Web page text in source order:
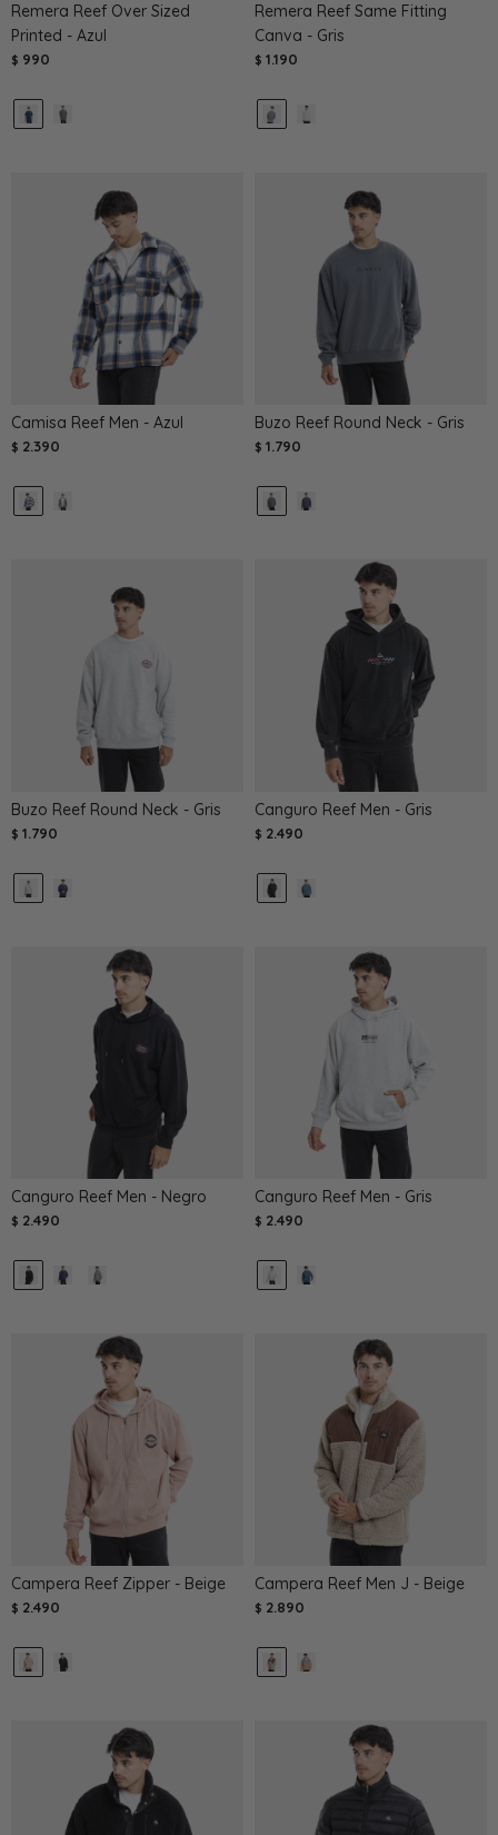
Remera Reef Over Sized
Printed - Azul
$ 990
Remera Reef Same Fitting
Canva - Gris
$ 1.190
Camisa Reef Men - Azul
$ 2.390
Buzo Reef Round Neck - Gris
$ 1.790
Buzo Reef Round Neck - Gris
$ 1.790
Canguro Reef Men - Gris
$ 2.490
Canguro Reef Men - Negro
$ 2.490
Canguro Reef Men - Gris
$ 2.490
Campera Reef Zipper - Beige
$ 2.490
Campera Reef Men J - Beige
$ 2.890